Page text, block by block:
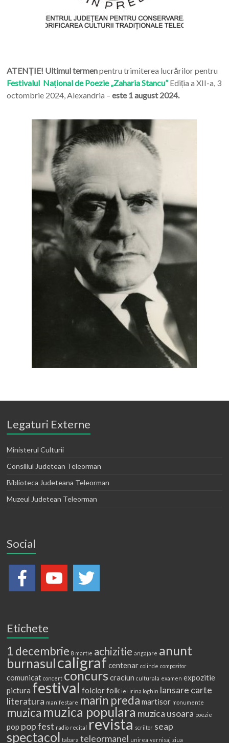
ATENȚIE! Ultimul termenpentru trimiterea lucrărilor pentru
Festivalul Național de Poezie „Zaharia Stancu”Ediția a XII-a, 3
octombrie 2024, Alexandria – este 1 august 2024.
Legaturi Externe
Ministerul Culturii
Consiliul Judetean Teleorman
Biblioteca Judeteana Teleorman
Muzeul Judetean Teleorman
Social
Etichete
1 decembrie 8 martie achizitie angajare anunt
burnasulcaligraf centenar colinde compozitor
comunicat concert concurs craciun culturala examen expozitie
pictura festival folclorfolk iei irina loghin lansare carte
literatura manifestare marin preda martisor monumente
muzica muzica populara muzica usoara poezie
pop pop fest radio recital revista scriitor seap
spectacol tabara teleormanel unirea vernisaj ziua